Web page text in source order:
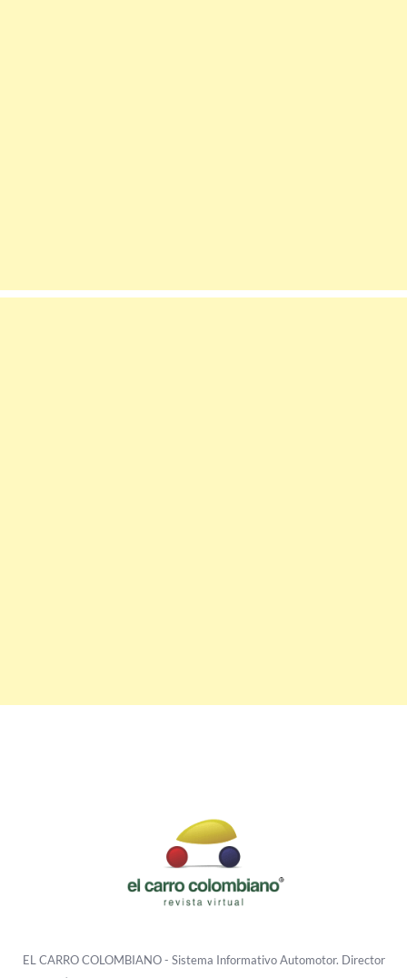
EL CARRO COLOMBIANO - Sistema Informativo Automotor. Director